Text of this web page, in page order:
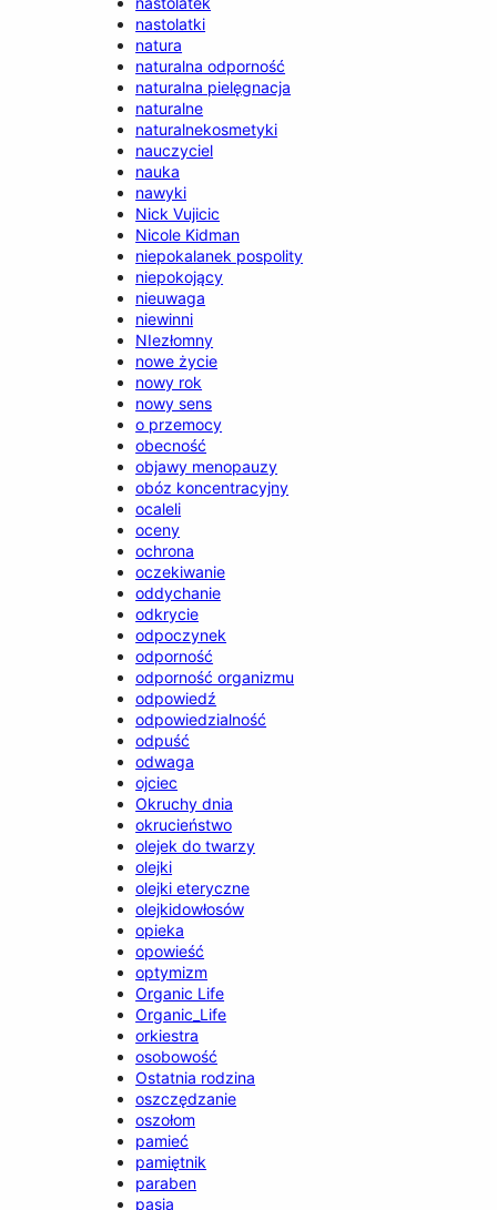
nastolatki
natura
naturalna odporność
naturalna pielęgnacja
naturalne
naturalnekosmetyki
nauczyciel
nauka
nawyki
Nick Vujicic
Nicole Kidman
niepokalanek pospolity
niepokojący
nieuwaga
niewinni
NIezłomny
nowe życie
nowy rok
nowy sens
o przemocy
obecność
objawy menopauzy
obóz koncentracyjny
ocaleli
oceny
ochrona
oczekiwanie
oddychanie
odkrycie
odpoczynek
odporność
odporność organizmu
odpowiedź
odpowiedzialność
odpuść
odwaga
ojciec
Okruchy dnia
okrucieństwo
olejek do twarzy
olejki
olejki eteryczne
olejkidowłosów
opieka
opowieść
optymizm
Organic Life
Organic_Life
orkiestra
osobowość
Ostatnia rodzina
oszczędzanie
oszołom
pamieć
pamiętnik
paraben
pasja